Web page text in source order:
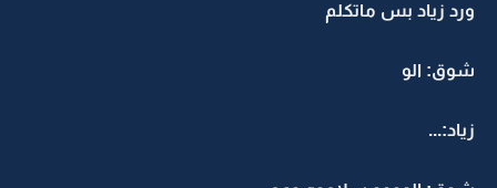
ورد زياد بس ماتكلم
شوق: الو
زياد:...